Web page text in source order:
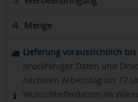
4. Menge
Lieferung voraussichtlich bis
druckfähiger Daten und
nächsten Arbeitstag bis 17
Wunschlieferdatum im